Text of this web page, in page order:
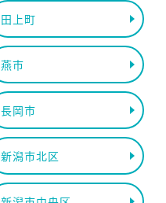
田上町
燕市
長岡市
新潟市北区